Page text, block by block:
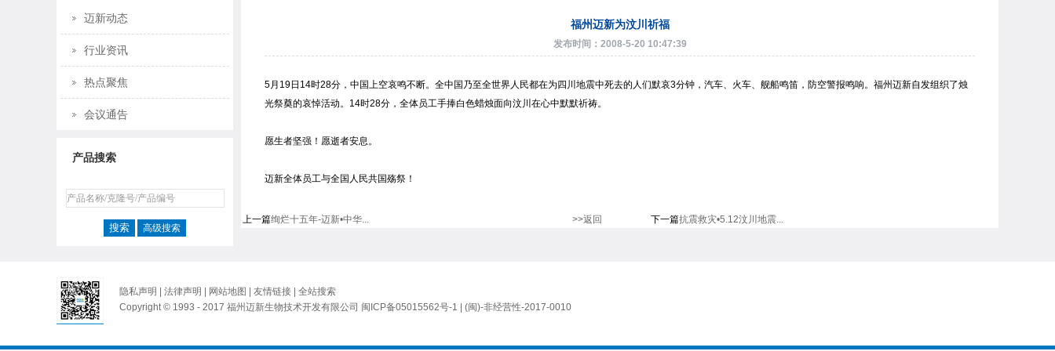
迈新动态
行业资讯
热点聚焦
会议通告
产品搜索
高级搜索
福州迈新为汶川祈福
发布时间：2008-5-20 10:47:39
5月19日14时28分，中国上空哀鸣不断。全中国乃至全世界人民都在为四川地震中死去的人们默哀3分钟，汽车、火车、舰船鸣笛，防空警报鸣响。福州迈新自发组织了烛
光祭奠的哀悼活动。14时28分，全体员工手捧白色蜡烛面向汶川在心中默默祈祷。
愿生者坚强！愿逝者安息。
迈新全体员工与全国人民共国殇祭！
上一篇绚烂十五年-迈新•中华... >>返回 下一篇抗震救灾•5.12汶川地震...
隐私声明 法律声明 网站地图 友情链接
全站搜索
Copyright © 1993 - 2017 福州迈新生物技术开发有限公司 闽ICP备05015562号-1 | (闽)-非经营性-2017-0010